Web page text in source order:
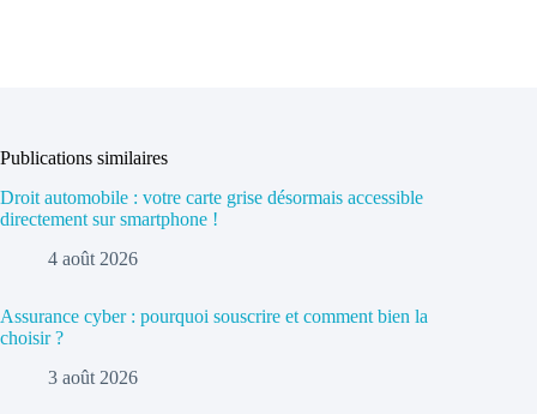
Publications similaires
Droit automobile : votre carte grise désormais accessible
directement sur smartphone !
4 août 2026
Assurance cyber : pourquoi souscrire et comment bien la
choisir ?
3 août 2026